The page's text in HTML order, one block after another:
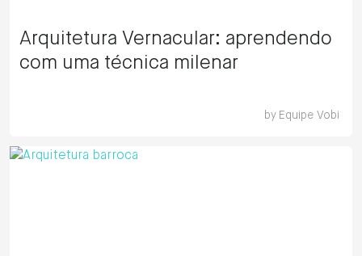
Arquitetura Vernacular: aprendendo
com uma técnica milenar
by Equipe Vobi